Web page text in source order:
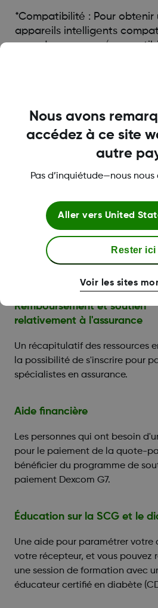
*Compatibilité : Pour obtenir
appareils intelligents
www.dexcom.com/
Nos spécialistes
pour vous aider.
Remboursement et soutien
relativement à l'assurance
Un récapitulatif des ressources
la possibilité de s'inscrire pour
spécialistes en assurance.
Aide financière
Les personnes qui ont besoin
pour le paiement de la quote-
bénéficier du programme de
paiement Dexcom G7.
Éducation sur la SCG et le
Une aide pour paramétrer votre
votre récepteur, et vous pouvez
une session de formation avec
éducateur certifié en diabète
Nous avons
accédez à ce site
autre
Pas d’inquiétude—nous
Aller vers United
Rester ici
Voir les sites